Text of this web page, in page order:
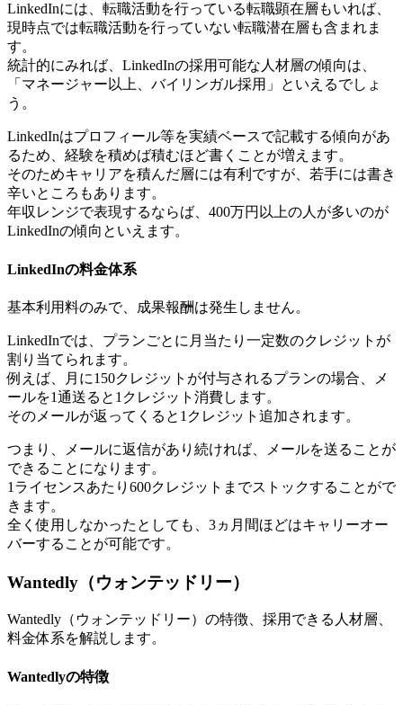
LinkedInには、転職活動を行っている転職顕在層もいれば、
現時点では転職活動を行っていない転職潜在層も含まれま
す。
統計的にみれば、LinkedInの採用可能な人材層の傾向は、
「マネージャー以上、バイリンガル採用」といえるでしょ
う。
LinkedInはプロフィール等を実績ベースで記載する傾向があ
るため、経験を積めば積むほど書くことが増えます。
そのためキャリアを積んだ層には有利ですが、若手には書き
辛いところもあります。
年収レンジで表現するならば、400万円以上の人が多いのが
LinkedInの傾向といえます。
LinkedInの料金体系
基本利用料のみで、成果報酬は発生しません。
LinkedInでは、プランごとに月当たり一定数のクレジットが
割り当てられます。
例えば、月に150クレジットが付与されるプランの場合、メ
ールを1通送ると1クレジット消費します。
そのメールが返ってくると1クレジット追加されます。
つまり、メールに返信があり続ければ、メールを送ることが
できることになります。
1ライセンスあたり600クレジットまでストックすることがで
きます。
全く使用しなかったとしても、3ヵ月間ほどはキャリーオー
バーすることが可能です。
Wantedly（ウォンテッドリー）
Wantedly（ウォンテッドリー）の特徴、採用できる人材層、
料金体系を解説します。
Wantedlyの特徴